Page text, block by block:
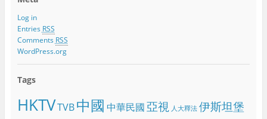
Log in
Entries RSS
Comments RSS
WordPress.org
Tags
HKTVTVB 中國 中華民國亞視 人大釋法 伊斯坦堡